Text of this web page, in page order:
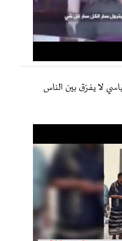
لا يفرّق بين الناس